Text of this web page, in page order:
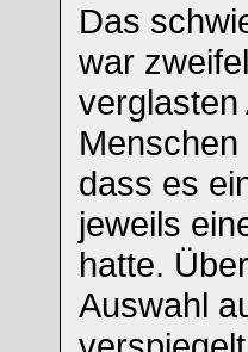
Das
war
dass es
jeweils
hatte.
Auswahl